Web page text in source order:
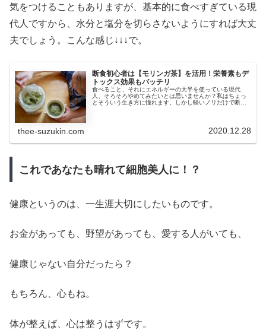
気をつけることもありますが、基本的に食べすぎている現
代人ですから、水分と塩分を切らさないようにすれば大丈
夫でしょう。こんな感じ↓↓↓で。
断食初心者は【モリンガ茶】を活用！栄養素もデ
トックス効果もバッチリ
食べること、それにエネルギーの大半を使っている現代
人、そろそろやめてみたいとは思いませんか？私はちょっ
とそういう生き方に憧れます。しかし軽いノリだけで断食
thee-suzukin.com 2020.12.28
これであなたも晴れて細胞美人に！？
健康というのは、一生涯大切にしたいものです。
お金があっても、野望があっても、愛する人がいても、
健康じゃない自分だったら？
もちろん、心もね。
体が整えば、心は整うはずです。